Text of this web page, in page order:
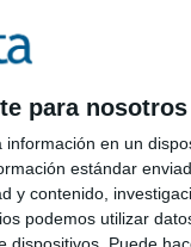
para nosotros
en un
estándar
y contenido,
podemos utilizar
dispositivos. Puede
en Publicidad
cuentas de la
marcas
en
en el área de
OUIGO,